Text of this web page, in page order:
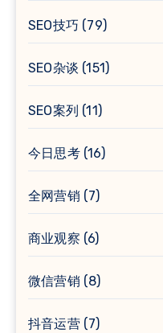
SEO技巧 (79)
SEO杂谈 (151)
SEO案列 (11)
今日思考(16)
全网营销 (7)
商业观察 (6)
微信营销 (8)
抖音运营(7)